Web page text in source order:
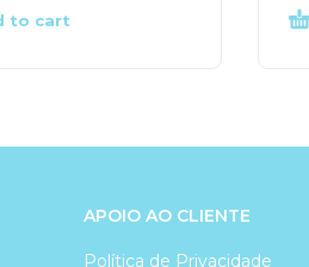
to cart
APOIO AO CLIENTE
Política de Privacidade